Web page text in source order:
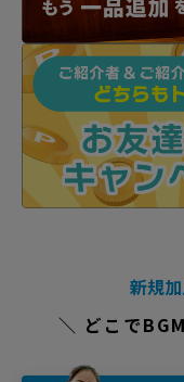
新規
＼ どこで